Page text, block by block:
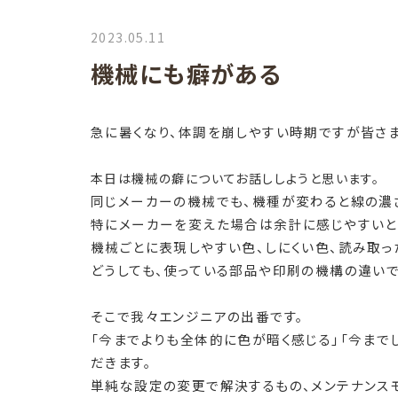
2023.05.11
機械にも癖がある
急に暑くなり、体調を崩しやすい時期ですが皆さ
本日は機械の癖についてお話ししようと思います。
同じメーカーの機械でも、機種が変わると線の
特にメーカーを変えた場合は余計に感じやすいと
機械ごとに表現しやすい色、しにくい色、読み取
どうしても、使っている部品や印刷の機構の違い
そこで我々エンジニアの出番です。
「今までよりも全体的に色が暗く感じる」「今ま
だきます。
単純な設定の変更で解決するもの、メンテナン